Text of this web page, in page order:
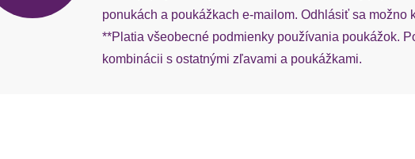
ponukách a poukážkach e-mailom. Odhlásiť sa možno
**Platia všeobecné podmienky používania poukážok.
kombinácii s ostatnými zľavami a poukážkami.